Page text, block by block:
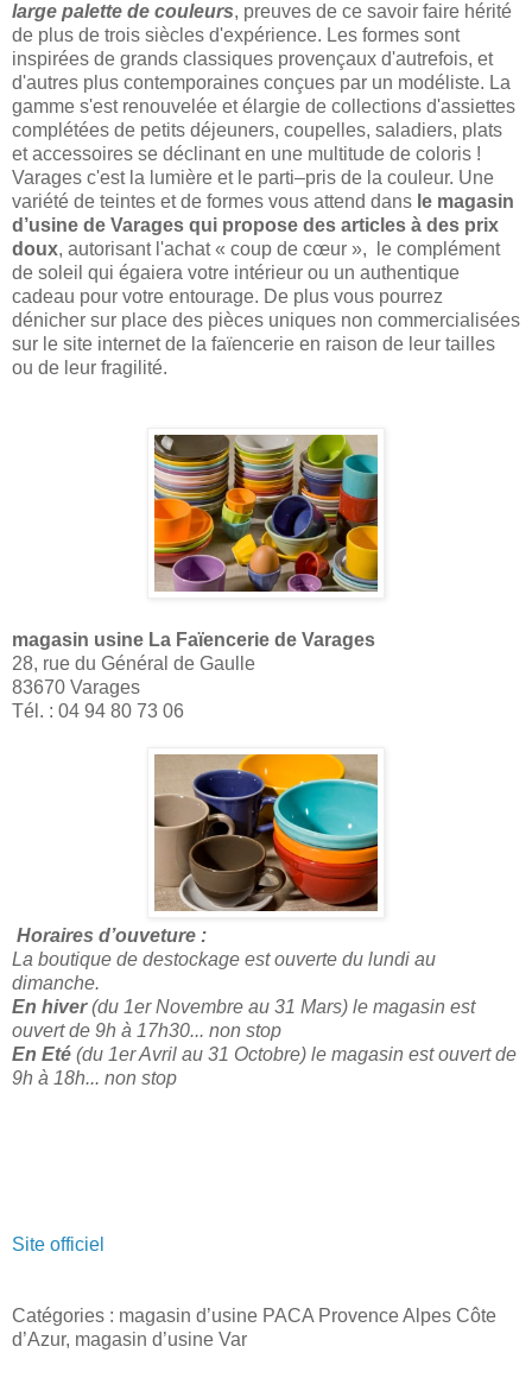
large palette de couleurs, preuves de ce savoir faire hérité
de plus de trois siècles d'expérience. Les formes sont
inspirées de grands classiques provençaux d'autrefois, et
d'autres plus contemporaines conçues par un modéliste. La
gamme s'est renouvelée et élargie de collections d'assiettes
complétées de petits déjeuners, coupelles, saladiers, plats
et accessoires se déclinant en une multitude de coloris !
Varages c'est la lumière et le parti–pris de la couleur. Une
variété de teintes et de formes vous attend dans le magasin
d’usine de Varages qui propose des articles à des prix
doux, autorisant l'achat « coup de cœur », le complément
de soleil qui égaiera votre intérieur ou un authentique
cadeau pour votre entourage. De plus vous pourrez
dénicher sur place des pièces uniques non commercialisées
sur le site internet de la faïencerie en raison de leur tailles
ou de leur fragilité.
magasin usine La Faïencerie de Varages
28, rue du Général de Gaulle
83670 Varages
Tél. : 04 94 80 73 06
Horaires d’ouveture :
La boutique de destockage est ouverte du lundi au
dimanche.
En hiver(du 1er Novembre au 31 Mars) le magasin est
ouvert de 9h à 17h30... non stop
En Eté (du 1er Avril au 31 Octobre) le magasin est ouvert de
9h à 18h... non stop
Site officiel
Catégories : magasin d’usine PACA Provence Alpes Côte
d’Azur, magasin d’usine Var